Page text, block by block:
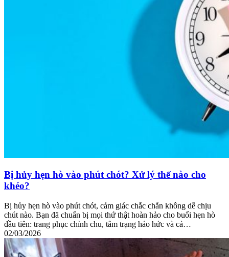
Bị hủy hẹn hò vào phút chót? Xử lý thế nào cho
khéo?
Bị hủy hẹn hò vào phút chót, cảm giác chắc chắn không dễ chịu
chút nào. Bạn đã chuẩn bị mọi thứ thật hoàn hảo cho buổi hẹn hò
đầu tiên: trang phục chỉnh chu, tâm trạng háo hức và cả…
02/03/2026